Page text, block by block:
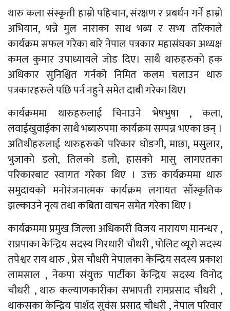
थारु कला संस्कृती हाम्रो पहिचान, संरक्षण र प्रबर्धन गर्ने हाम्रो
अभियान, भन्ने मुल नाराका साथ भब्य र सभ्य तरिकाले
कार्यक्रम सफल गरेका बारे नेपाल पत्रकार महासंघका अध्यक्ष
कमल कुमार उपाध्यायले जोड दिए। साथै थारुहरुको हक
अधिकार सुनिश्चित गर्नको निमित कलम चलाउन थारु
पत्रकारहरुले पछि पर्न नहुने समेत दाबी गरेका थिए।
कार्यक्रममा थारुहरुलाई चिनाउने भेषभुषा , कला,
लवाईखुवाईका साथै भब्यरुपमा कार्यक्रम सम्पन्न भएका छन् ।
अतिथीहरुलाई थारुहरुको परिकार घोङगी, माछा, मसुलार,
भुजाको डलो, तिलको डलो, हासको मासु लागएतका
परिकारबाट स्वागत गरेका थिए । उक्त कार्यक्रममा थारु
समुदायको मनोरंजनात्मक कार्यक्रम लगायत साँस्कृतिक
झल्काउने नृत्य तथा कबिता वाचन समेत गरेका थिए ।
कार्यक्रममा प्रमुख जिल्ला अधिकारी विजय नारायण मानन्धर ,
राप्रपाका केन्द्रिय सदस्य गिरधारी चौधरी , पोलिट व्यूरो सदस्य
तपेश्वर राय थारु , प्रेस चौधरी नेपालका केन्द्रिय सदस्य प्रकाश
लामसाल , नेकपा संयुक्त पार्टीका केन्द्रिय सदस्य विनोद
चौधरी , थारु कल्याणकारीका सभापती रामप्रसाद चौधरी ,
थाकसका केन्द्रिय पार्शद सुवंस प्रसाद चौधरी , नेपाल परिवार